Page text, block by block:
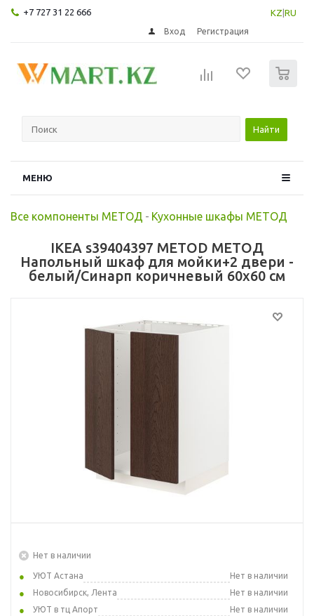
+7 727 31 22 666 KZ RU
Вход Регистрация
Найти
МЕНЮ
Все компоненты МЕТОД - Кухонные шкафы МЕТОД
IKEA s39404397 METOD МЕТОД
Напольный шкаф для мойки+2 двери -
белый/Синарп коричневый 60x60 см
Нет в наличии
УЮТ Астана
Нет в наличии
Новосибирск, Лента
Нет в наличии
УЮТ в тц Апорт
Нет в наличии